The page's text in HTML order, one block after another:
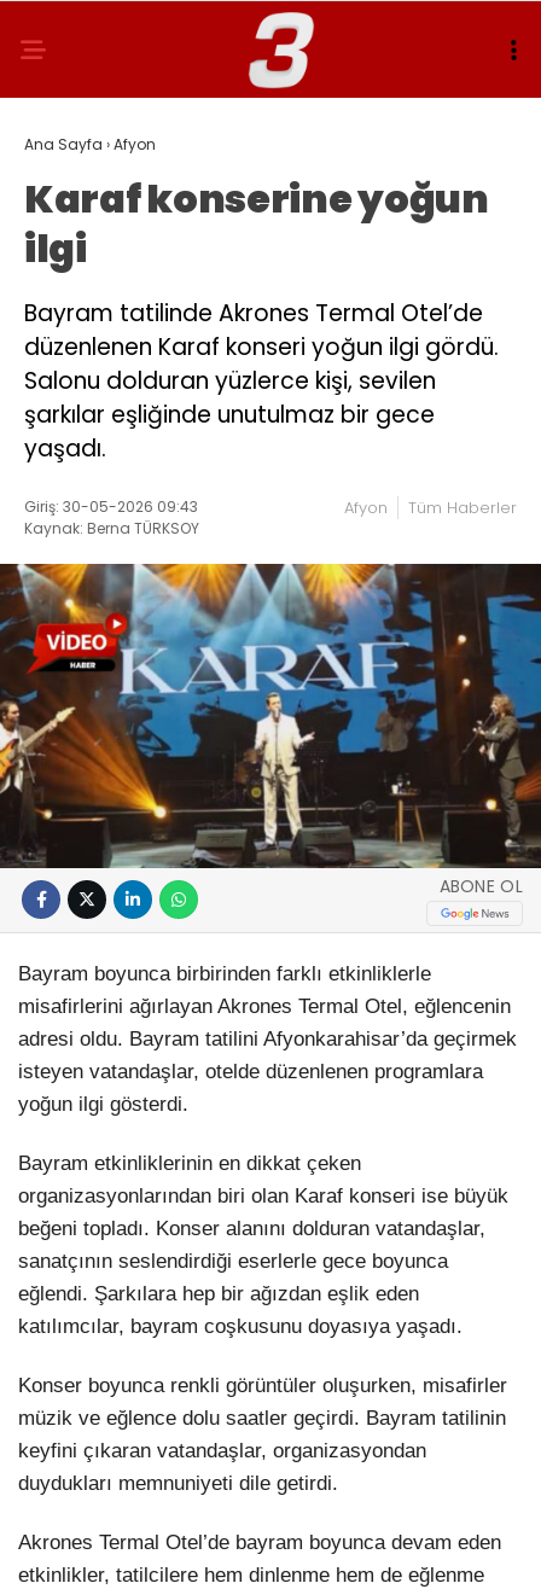
Ana Sayfa ›Afyon
Karaf konserine yoğun
ilgi
Bayram tatilinde Akrones Termal Otel’de
düzenlenen Karaf konseri yoğun ilgi gördü.
Salonu dolduran yüzlerce kişi, sevilen
şarkılar eşliğinde unutulmaz bir gece
yaşadı.
Giriş: 30-05-2026 09:43
Kaynak: Berna TÜRKSOY
Afyon Tüm Haberler
ABONE OL
Bayram boyunca birbirinden farklı etkinliklerle
misafirlerini ağırlayan Akrones Termal Otel, eğlencenin
adresi oldu. Bayram tatilini Afyonkarahisar’da geçirmek
isteyen vatandaşlar, otelde düzenlenen programlara
yoğun ilgi gösterdi.
Bayram etkinliklerinin en dikkat çeken
organizasyonlarından biri olan Karaf konseri ise büyük
beğeni topladı. Konser alanını dolduran vatandaşlar,
sanatçının seslendirdiği eserlerle gece boyunca
eğlendi. Şarkılara hep bir ağızdan eşlik eden
katılımcılar, bayram coşkusunu doyasıya yaşadı.
Konser boyunca renkli görüntüler oluşurken, misafirler
müzik ve eğlence dolu saatler geçirdi. Bayram tatilinin
keyfini çıkaran vatandaşlar, organizasyondan
duydukları memnuniyeti dile getirdi.
Akrones Termal Otel’de bayram boyunca devam eden
etkinlikler, tatilcilere hem dinlenme hem de eğlenme